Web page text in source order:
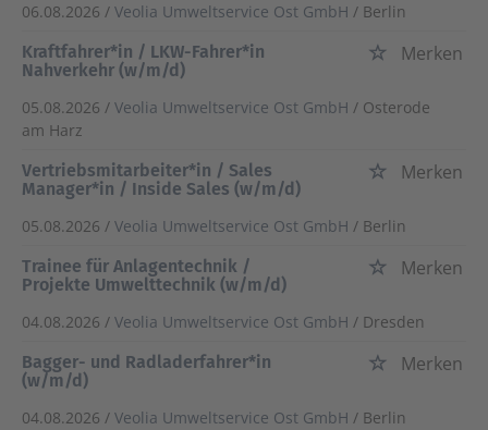
06.08.2026 / Veolia Umweltservice Ost GmbH / Berlin
Kraftfahrer*in / LKW-Fahrer*in
Nahverkehr (w/m/d)
Merken
05.08.2026 / Veolia Umweltservice Ost GmbH / Osterode
am Harz
Vertriebsmitarbeiter*in / Sales
Manager*in / Inside Sales (w/m/d)
Merken
05.08.2026 / Veolia Umweltservice Ost GmbH / Berlin
Trainee für Anlagentechnik /
Projekte Umwelttechnik (w/m/d)
Merken
04.08.2026 / Veolia Umweltservice Ost GmbH / Dresden
Bagger- und Radladerfahrer*in
(w/m/d)
Merken
04.08.2026 / Veolia Umweltservice Ost GmbH / Berlin